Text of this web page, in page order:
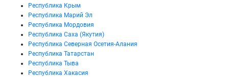
Республика Крым
Республика Марий Эл
Республика Мордовия
Республика Саха (Якутия)
Республика Северная Осетия-Алания
Республика Татарстан
Республика Тыва
Республика Хакасия